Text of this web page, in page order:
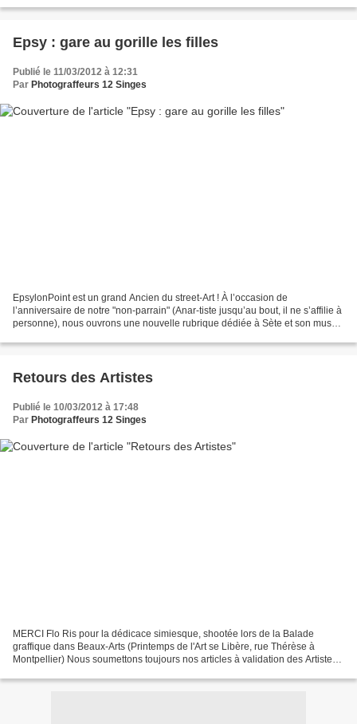
Epsy : gare au gorille les filles
Publié le 11/03/2012 à 12:31
Par Photograffeurs 12 Singes
EpsylonPoint est un grand Ancien du street-Art ! À l’occasion de
l’anniversaire de notre "non-parrain" (Anar-tiste jusqu’au bout, il ne s’affilie à
personne), nous ouvrons une nouvelle rubrique dédiée à Sète et son musée
Retours des Artistes
Publié le 10/03/2012 à 17:48
Par Photograffeurs 12 Singes
MERCI Flo Ris pour la dédicace simiesque, shootée lors de la Balade
graffique dans Beaux-Arts (Printemps de l'Art se Libère, rue Thérèse à
Montpellier) Nous soumettons toujours nos articles à validation des Artistes